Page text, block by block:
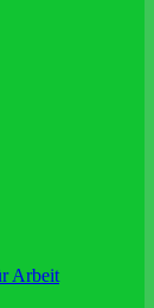
Arbeit